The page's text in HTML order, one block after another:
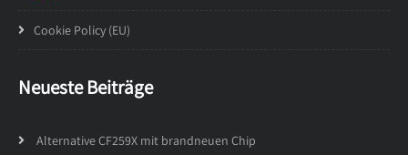
Cookie Policy (EU)
Neueste Beiträge
Alternative CF259X mit brandneuen Chip